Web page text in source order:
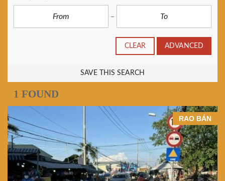
CLEAR ADVANCED
SAVE THIS SEARCH
1 FOUND
RAO BÁN